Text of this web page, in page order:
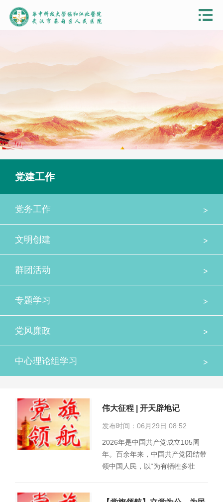
党建工作
>
党务工作
>
文明创建
>
群团活动
>
专题学习
>
党风廉政
>
中心理论组学习
伟大征程 | 开天辟地记
发布时间：06月29日 08:52
2026年是中国共产党成立105周
年。百余年来，中国共产党团结带
领中国人民，以“为有牺牲多壮